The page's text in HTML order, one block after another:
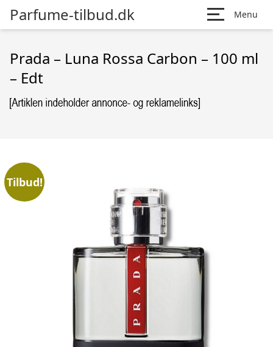
Parfume-tilbud.dk Menu
Prada – Luna Rossa Carbon – 100 ml
– Edt
Tilbud!